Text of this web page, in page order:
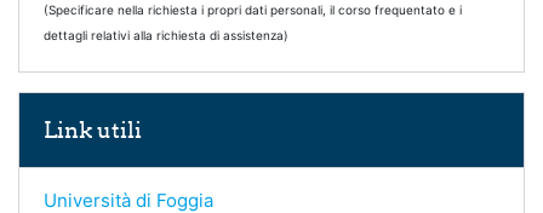
(Specificare nella richiesta i propri dati personali, il corso frequentato e i
dettagli relativi alla richiesta di assistenza)
Link utili
Università di Foggia